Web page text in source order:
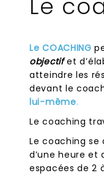
Le
Le COACHING
objectifet
atteindre les
devant le
lui-même.
Le coaching
Le coaching se
d’une heure et
espacées de 2